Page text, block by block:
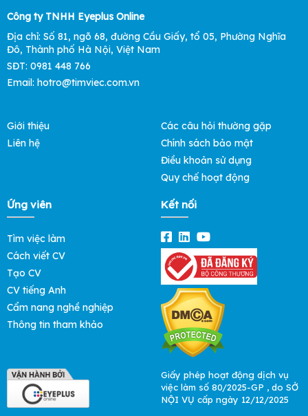
Công ty TNHH Eyeplus Online
Địa chỉ: Số 81, ngõ 68, đường Cầu Giấy, tổ 05, Phường Nghĩa
Đô, Thành phố Hà Nội, Việt Nam
SĐT: 0981 448 766
Email: hotro@timviec.com.vn
Giới thiệu
Liên hệ
Các câu hỏi thường gặp
Chính sách bảo mật
Điều khoản sử dụng
Quy chế hoạt động
Ứng viên
Tìm việc làm
Cách viết CV
Tạo CV
CV tiếng Anh
Cẩm nang nghề nghiệp
Thông tin tham khảo
Kết nối
Giấy phép hoạt động dịch vụ
việc làm số 80/2025-GP , do SỞ
NỘI VỤ cấp ngày 12/12/2025